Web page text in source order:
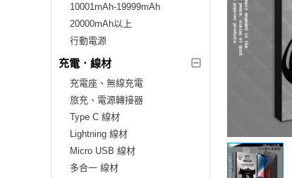
10001mAh-19999mAh
20000mAh以上
行動電源
充電．線材
充電座、無線充電
旅充、電源轉接器
Type C 線材
Lightning 線材
Micro USB 線材
多合一 線材